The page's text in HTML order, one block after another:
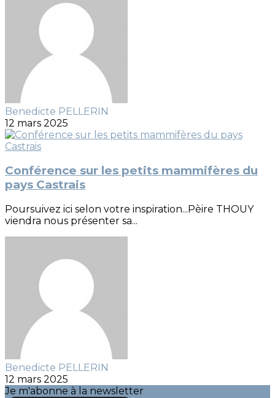
Benedicte PELLERIN
12 mars 2025
Conférence sur les petits mammifères du
pays Castrais
Poursuivez ici selon votre inspiration...Pèire THOUY
viendra nous présenter sa...
Benedicte PELLERIN
12 mars 2025
Je m'abonne à la newsletter